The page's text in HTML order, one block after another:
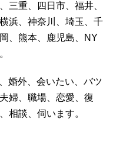
三重、四日市、福井、
浜、神奈川、埼玉、千
、熊本、鹿児島、NY
婚外、会いたい、バツ
婦、職場、恋愛、復
相談、伺います。